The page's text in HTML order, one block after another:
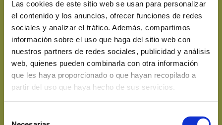
Las cookies de este sitio web se usan para personalizar
el contenido y los anuncios, ofrecer funciones de redes
sociales y analizar el tráfico. Además, compartimos
información sobre el uso que haga del sitio web con
nuestros partners de redes sociales, publicidad y análisis
web, quienes pueden combinarla con otra información
que les haya proporcionado o que hayan recopilado a
partir del uso que haya hecho de sus servicios.